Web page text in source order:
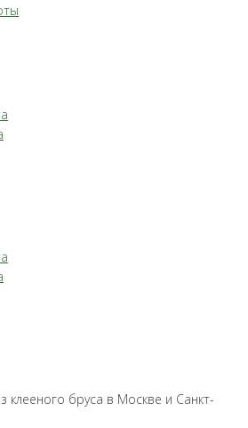
клееного бруса в Москве и Санкт-